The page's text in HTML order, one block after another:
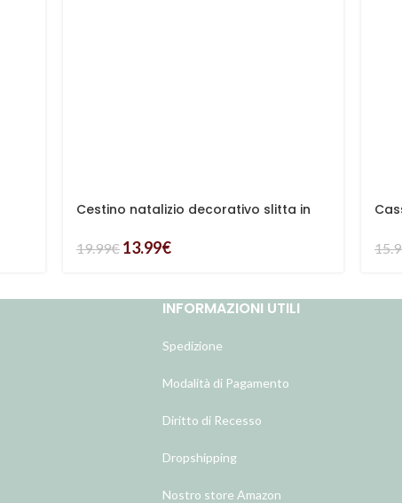
Cestino natalizio decorativo slitta in
19.99€ 13.99€
INFORMAZIONI UTILI
Spedizione
Modalità di Pagamento
Diritto di Recesso
Dropshipping
Nostro store Amazon